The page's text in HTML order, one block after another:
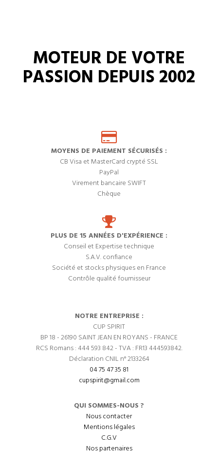
MOTEUR DE VOTRE
PASSION DEPUIS 2002
MOYENS DE PAIEMENT SÉCURISÉS :
CB Visa et MasterCard crypté SSL
PayPal
Virement bancaire SWIFT
Chèque
PLUS DE 15 ANNÉES D'EXPÉRIENCE :
Conseil et Expertise technique
S.A.V. confiance
Société et stocks physiques en France
Contrôle qualité fournisseur
NOTRE ENTREPRISE :
CUP SPIRIT
BP 18 - 26190 SAINT JEAN EN ROYANS - FRANCE
RCS Romans : 444 593 842 - TVA : FR13 444593842.
Déclaration CNIL n° 2133264
04 75 47 35 81
cupspirit@gmail.com
QUI SOMMES-NOUS ?
Nous contacter
Mentions légales
C.G.V
Nos partenaires